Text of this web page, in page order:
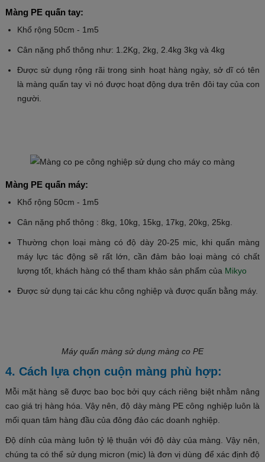
Màng PE quấn tay:
Khổ rộng 50cm - 1m5
Cân nặng phổ thông như: 1.2Kg, 2kg, 2.4kg 3kg và 4kg
Được sử dụng rộng rãi trong sinh hoạt hàng ngày, sở dĩ có tên
là màng quấn tay vì nó được hoạt động dựa trên đôi tay của con
người.
Màng PE quấn máy:
Khổ rộng 50cm - 1m5
Cân nặng phổ thông : 8kg, 10kg, 15kg, 17kg, 20kg, 25kg.
Thường chọn loại màng có độ dày 20-25 mic, khi quấn màng
máy lực tác động sẽ rất lớn, cần đảm bảo loại màng có chất
lượng tốt, khách hàng có thể tham khảo sản phẩm của Mikyo
Được sử dụng tại các khu công nghiệp và được quấn bằng máy.
Máy quấn màng sử dụng màng co PE
4. Cách lựa chọn cuộn màng phù hợp:
Mỗi mặt hàng sẽ được bao bọc bởi quy cách riêng biệt nhằm nâng
cao giá trị hàng hóa. Vậy nên, độ dày màng PE công nghiệp luôn là
mối quan tâm hàng đầu của đông đảo các doanh nghiệp.
Độ dính của màng luôn tỷ lệ thuận với độ dày của màng. Vậy nên,
chúng ta có thể sử dụng micron (mic) là đơn vị dùng để xác định độ